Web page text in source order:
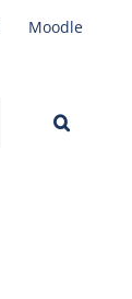
Moodle